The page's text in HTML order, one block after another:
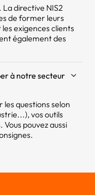
directive NIS2
de former leurs
exigences clients
également des
à notre secteur
questions selon
vos outils
pouvez aussi